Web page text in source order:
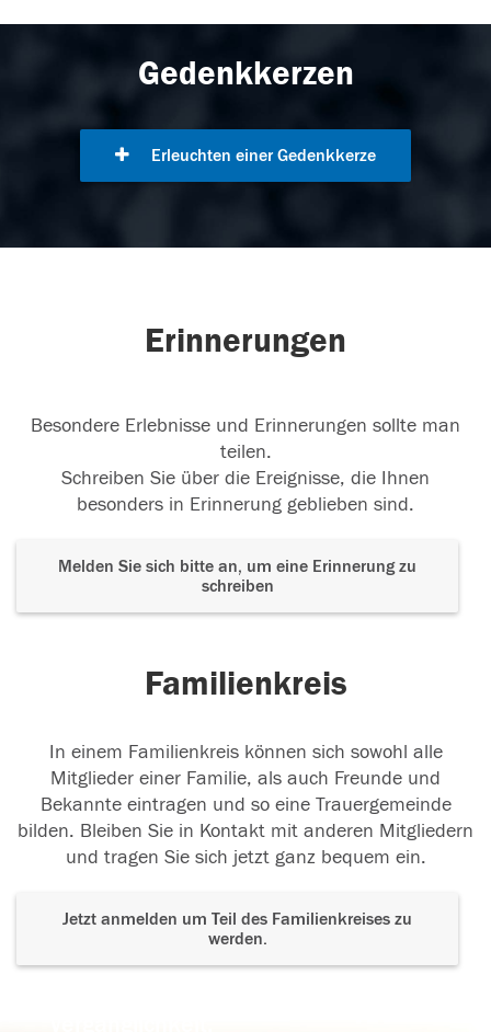
Gedenkkerzen
Erleuchten einer Gedenkkerze
Erinnerungen
Besondere Erlebnisse und Erinnerungen sollte man
teilen.
Schreiben Sie über die Ereignisse, die Ihnen
besonders in Erinnerung geblieben sind.
Melden Sie sich bitte an, um eine Erinnerung zu
schreiben
Familienkreis
In einem Familienkreis können sich sowohl alle
Mitglieder einer Familie, als auch Freunde und
Bekannte eintragen und so eine Trauergemeinde
bilden. Bleiben Sie in Kontakt mit anderen Mitgliedern
und tragen Sie sich jetzt ganz bequem ein.
Jetzt anmelden um Teil des Familienkreises zu
werden.